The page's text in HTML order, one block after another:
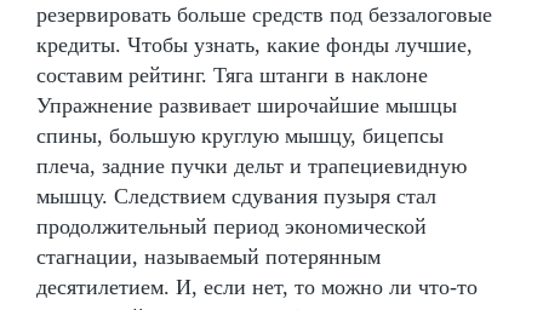
резервировать больше средств под беззалоговые
кредиты. Чтобы узнать, какие фонды лучшие,
составим рейтинг. Тяга штанги в наклоне
Упражнение развивает широчайшие мышцы
спины, большую круглую мышцу, бицепсы
плеча, задние пучки дельт и трапециевидную
мышцу. Следствием сдувания пузыря стал
продолжительный период экономической
стагнации, называемый потерянным
десятилетием. И, если нет, то можно ли что-то